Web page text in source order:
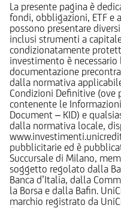
La presente pagina è
fondi, obbligazioni, ETF
possono presentare
inclusi strumenti a
condizionatamente
investimento è
documentazione
dalla normativa
Condizioni Definitive (ove
contenente le
Document – KID) e
dalla normativa locale,
pubblicitarie ed è
Succursale di Milano,
soggetto regolato dalla
Banca d’Italia, dalla
la Borsa e dalla Bafin.
marchio registrato da